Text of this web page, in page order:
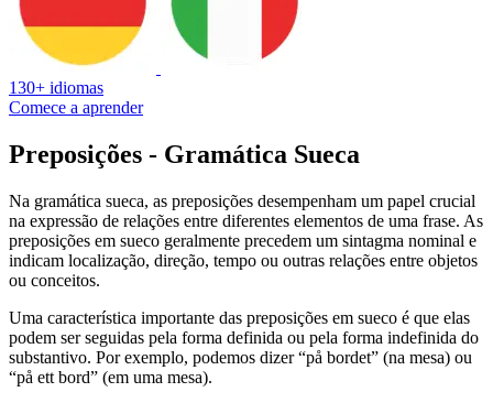
130+ idiomas
Comece a aprender
Preposições - Gramática Sueca
Na gramática sueca, as preposições desempenham um papel crucial
na expressão de relações entre diferentes elementos de uma frase. As
preposições em sueco geralmente precedem um sintagma nominal e
indicam localização, direção, tempo ou outras relações entre objetos
ou conceitos.
Uma característica importante das preposições em sueco é que elas
podem ser seguidas pela forma definida ou pela forma indefinida do
substantivo. Por exemplo, podemos dizer “på bordet” (na mesa) ou
“på ett bord” (em uma mesa).